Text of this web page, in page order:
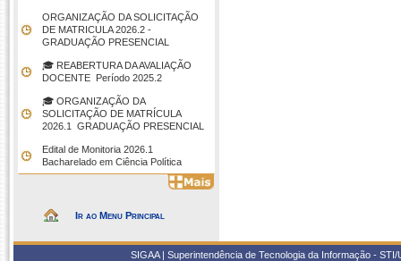
ORGANIZAÇÃO DA SOLICITAÇÃO
DE MATRICULA 2026.2 -
GRADUAÇÃO PRESENCIAL
🎓 REABERTURA DA AVALIAÇÃO
DOCENTE  Período 2025.2
🎓 ORGANIZAÇÃO DA
SOLICITAÇÃO DE MATRÍCULA
2026.1  GRADUAÇÃO PRESENCIAL
Edital de Monitoria 2026.1 
Bacharelado em Ciência Política
Ir ao Menu Principal
SIGAA | Superintendência de Tecnologia da Informação -